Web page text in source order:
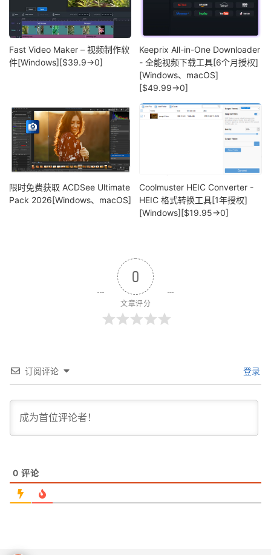
Fast Video Maker – 视频制作软
件[Windows][$39.9→0]
Keeprix All-in-One Downloader
- 全能视频下载工具[6个月授权]
[Windows、macOS]
[$49.99→0]
限时免费获取 ACDSee Ultimate
Pack 2026[Windows、macOS]
Coolmuster HEIC Converter -
HEIC 格式转换工具[1年授权]
[Windows][$19.95→0]
0
文章评分
订阅评论 登录
0 评论